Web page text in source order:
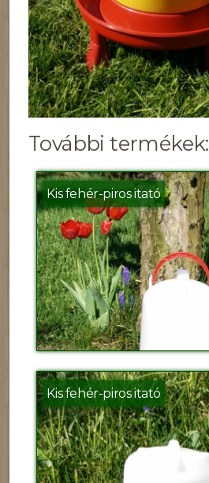
További termékek:
Kis fehér-piros itató
Kis fehér-piros itató